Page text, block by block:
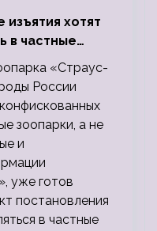
хотят
в частные
«Страус-
России
зоопарки, а не
и
уже готов
постановления
в частные